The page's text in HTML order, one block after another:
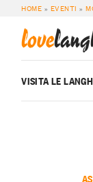
HOME » EVENTI »
love
VISITA LE